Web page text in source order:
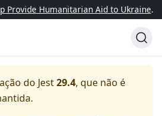
Provide Humanitarian Aid to Ukraine.
do Jest29.4, que não é